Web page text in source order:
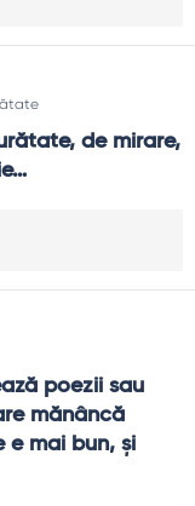
de mirare,
poezii sau
mănâncă
e mai bun, şi